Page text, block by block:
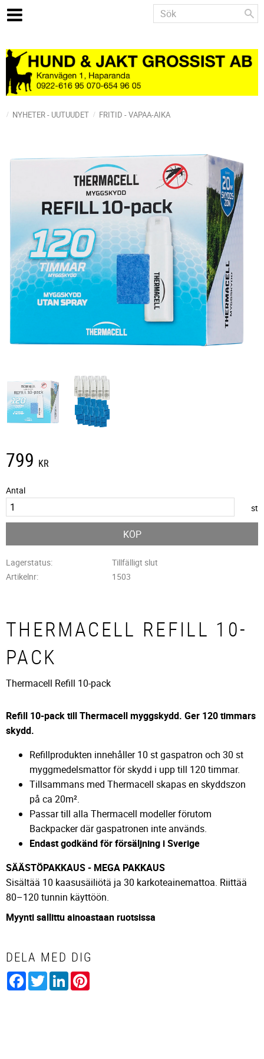
NYHETER - UUTUUDET FRITID - VAPAA-AIKA
799 KR
Antal
st
KÖP
Lagerstatus
Tillfälligt slut
Artikelnr
1503
THERMACELL REFILL 10-
PACK
Thermacell Refill 10-pack
Refill 10-pack till Thermacell myggskydd. Ger 120 timmars
skydd.
Refillprodukten innehåller 10 st gaspatron och 30 st
myggmedelsmattor för skydd i upp till 120 timmar.
Tillsammans med Thermacell skapas en skyddszon
på ca 20m².
Passar till alla Thermacell modeller förutom
Backpacker där gaspatronen inte används.
Endast godkänd för försäljning i Sverige
SÄÄSTÖPAKKAUS - MEGA PAKKAUS
Sisältää 10 kaasusäiliötä ja 30 karkoteainemattoa. Riittää
80–120 tunnin käyttöön.
Myynti sallittu ainoastaan ruotsissa
DELA MED DIG
Facebook
TwitterLinkedIn